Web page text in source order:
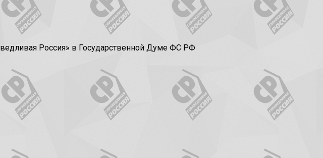
Россия» в Государственной Думе ФС РФ